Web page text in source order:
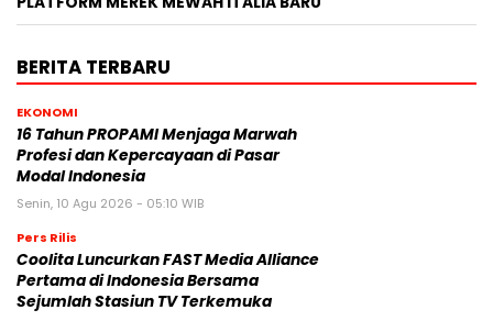
BERITA TERBARU
EKONOMI
16 Tahun PROPAMI Menjaga Marwah
Profesi dan Kepercayaan di Pasar
Modal Indonesia
Senin, 10 Agu 2026 - 05:10 WIB
Pers Rilis
Coolita Luncurkan FAST Media Alliance
Pertama di Indonesia Bersama
Sejumlah Stasiun TV Terkemuka